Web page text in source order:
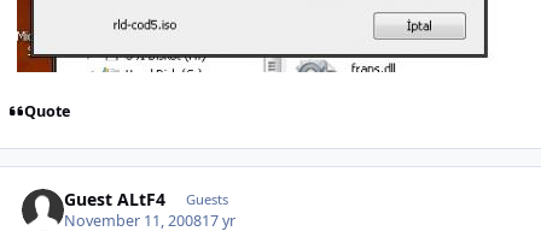
Quote
Guest ALtF4 Guests
November 11, 200817 yr